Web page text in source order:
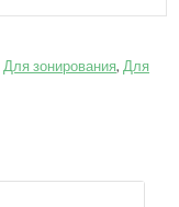
Для зонирования, Для